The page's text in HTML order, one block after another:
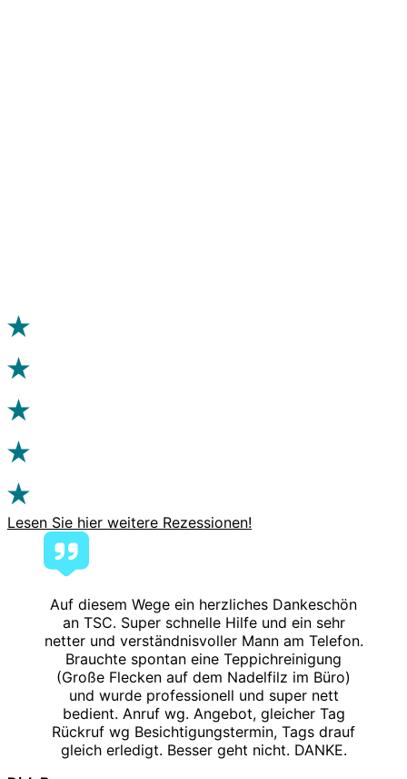
Lesen Sie hier weitere Rezessionen!
Auf diesem Wege ein herzliches Dankeschön
an TSC. Super schnelle Hilfe und ein sehr
netter und verständnisvoller Mann am Telefon.
Brauchte spontan eine Teppichreinigung
(Große Flecken auf dem Nadelfilz im Büro)
und wurde professionell und super nett
bedient. Anruf wg. Angebot, gleicher Tag
Rückruf wg Besichtigungstermin, Tags drauf
gleich erledigt. Besser geht nicht. DANKE.